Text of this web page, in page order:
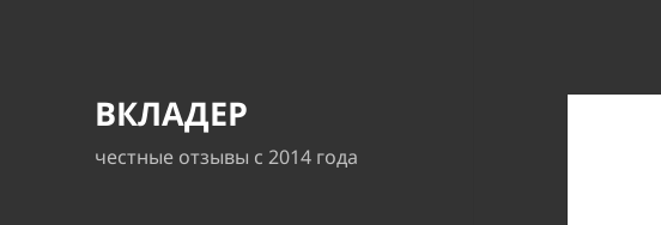
ВКЛАДЕР
честные отзывы с 2014 года